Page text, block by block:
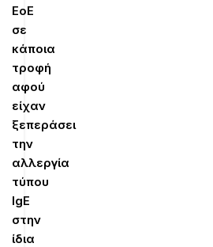
ΕοΕ
σε
κάποια
τροφή
αφού
είχαν
ξεπεράσει
την
αλλεργία
τύπου
IgE
στην
ίδια